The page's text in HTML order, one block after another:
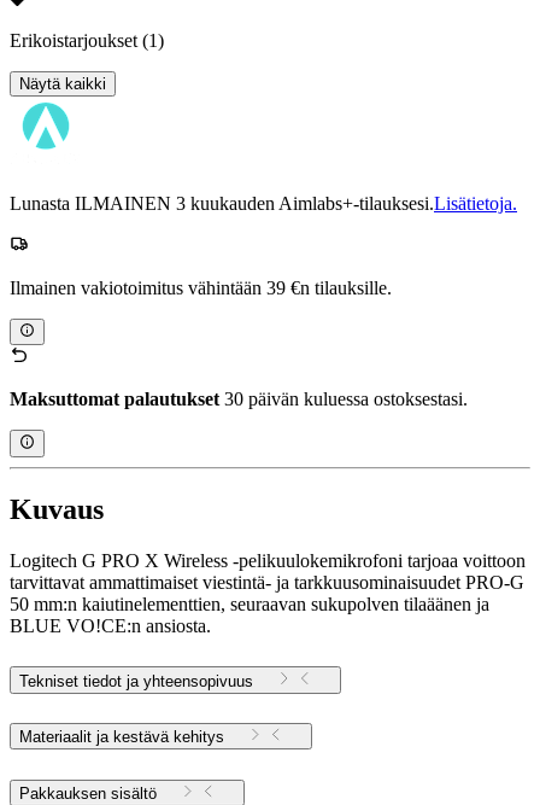
Erikoistarjoukset (1)
Näytä kaikki
Lunasta ILMAINEN 3 kuukauden Aimlabs+-tilauksesi.Lisätietoja.
Ilmainen vakiotoimitus vähintään 39 €n tilauksille.
Maksuttomat palautukset30 päivän kuluessa ostoksestasi.
Kuvaus
Logitech G PRO X Wireless -pelikuulokemikrofoni tarjoaa voittoon
tarvittavat ammattimaiset viestintä- ja tarkkuusominaisuudet PRO-G
50 mm:n kaiutinelementtien, seuraavan sukupolven tilaäänen ja
BLUE VO!CE:n ansiosta.
Tekniset tiedot ja yhteensopivuus
Materiaalit ja kestävä kehitys
Pakkauksen sisältö